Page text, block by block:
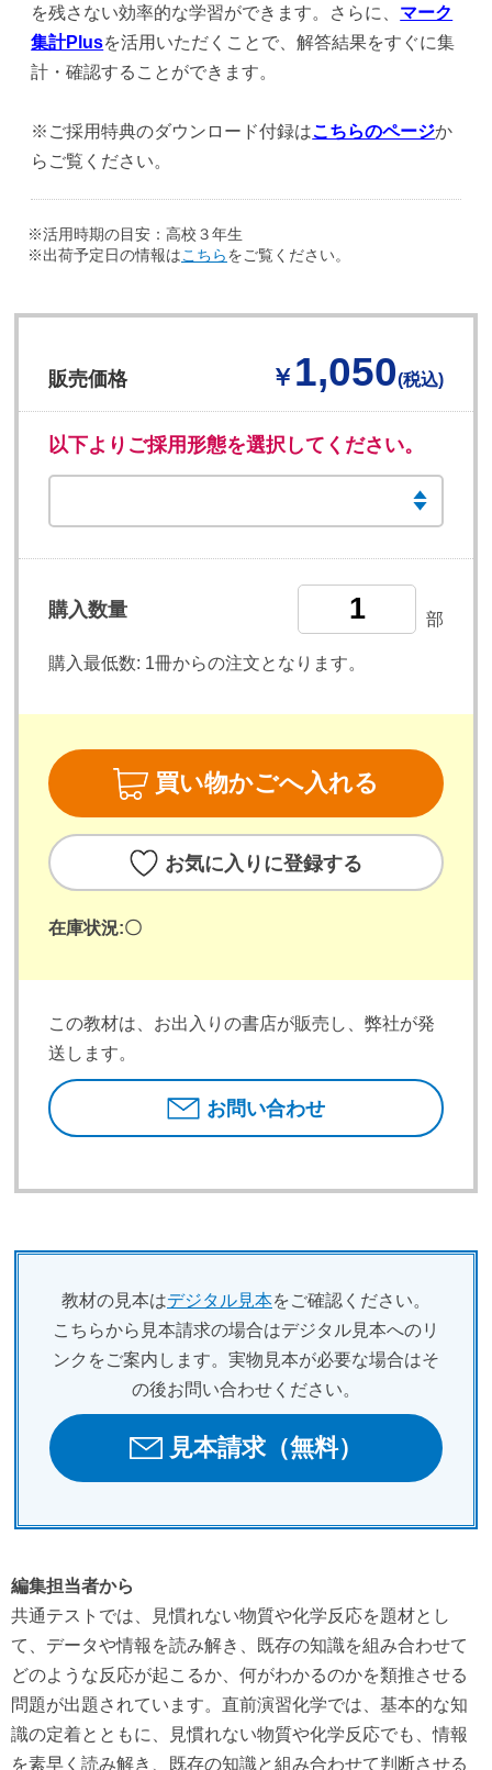
を残さない効率的な学習ができます。さらに、 マーク
集計Plusを活用いただくことで、解答結果をすぐに集
計・確認することができます。
※ご採用特典のダウンロード付録はこちらのページか
らご覧ください。
※活用時期の目安：高校３年生
※出荷予定日の情報はこちらをご覧ください。
販売価格 ￥ 1,050(税込)
以下よりご採用形態を選択してください。
購入数量 部
購入最低数: 1冊からの注文となります。
買い物かごへ入れる
お気に入りに登録する
在庫状況:〇
この教材は、お出入りの書店が販売し、弊社が発
送します。
お問い合わせ
教材の見本はデジタル見本をご確認ください。
こちらから見本請求の場合はデジタル見本へのリ
ンクをご案内します。実物見本が必要な場合はそ
の後お問い合わせください。
見本請求（無料）
編集担当者から
共通テストでは、見慣れない物質や化学反応を題材とし
て、データや情報を読み解き、既存の知識を組み合わせて
どのような反応が起こるか、何がわかるのかを類推させる
問題が出題されています。直前演習化学では、基本的な知
識の定着とともに、見慣れない物質や化学反応でも、情報
を素早く読み解き、既存の知識と組み合わせて判断させる